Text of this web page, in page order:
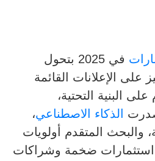
في 2025 بتحول
على الإعلانات القائمة
البنية التحتية،
الذكاء الاصطناعي،
والبحث المتقدم أولويات
استثمارات ضخمة وشراكات